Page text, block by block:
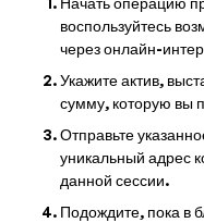
воспользуйтесь
через онлайн-
Укажите актив,
сумму, которую вы
Отправьте
уникальный адрес
данной сессии.
Подождите, пока в